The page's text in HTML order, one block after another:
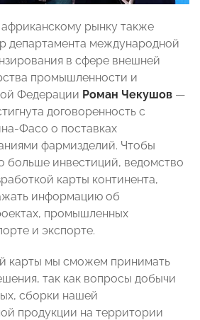
рынку также
департамента международной
в сфере внешней
промышленности и
Федерации Роман Чекушов —
договоренность с
Фасо о поставках
фармизделий. Чтобы
больше инвестиций, ведомство
карты континента,
информацию об
промышленных
и экспорте.
карты мы сможем принимать
так как вопросы добычи
сборки нашей
продукции на территории